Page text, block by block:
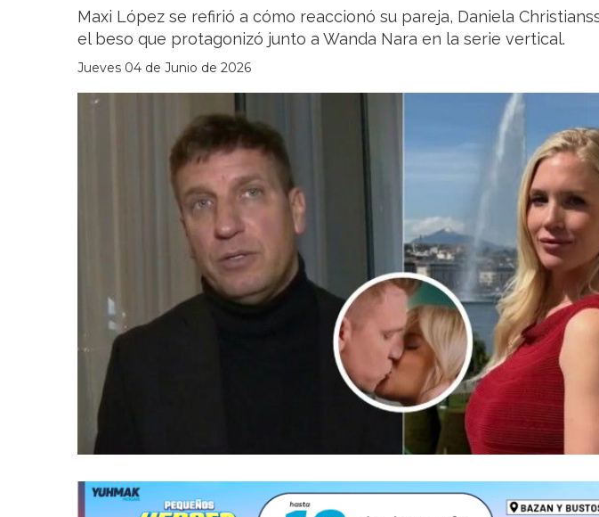
Maxi López se refirió a cómo reaccionó su pareja, Daniela
el beso que protagonizó junto a Wanda Nara en la serie vertical.
Jueves 04 de Junio de 2026